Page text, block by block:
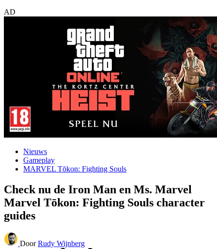
AD
Nieuws
Gameplay
MARVEL Tōkon: Fighting Souls
Check nu de Iron Man en Ms. Marvel
Marvel Tōkon: Fighting Souls character
guides
Door Rudy Wijnberg